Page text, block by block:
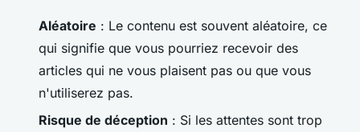
Aléatoire : Le contenu est souvent aléatoire, ce
qui signifie que vous pourriez recevoir des
articles qui ne vous plaisent pas ou que vous
n'utiliserez pas.
Risque de déception : Si les attentes sont trop